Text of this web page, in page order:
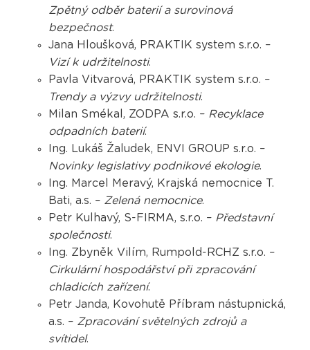
Zpětný odběr baterií a surovinová
bezpečnost.
Jana Hloušková, PRAKTIK system s.r.o. –
Vizí k udržitelnosti.
Pavla Vitvarová, PRAKTIK system s.r.o. –
Trendy a výzvy udržitelnosti.
Milan Smékal, ZODPA s.r.o. – Recyklace
odpadních baterií.
Ing. Lukáš Žaludek, ENVI GROUP s.r.o. –
Novinky legislativy podnikové ekologie.
Ing. Marcel Meravý, Krajská nemocnice T.
Bati, a.s. – Zelená nemocnice.
Petr Kulhavý, S-FIRMA, s.r.o. – Představní
společnosti.
Ing. Zbyněk Vilím, Rumpold-RCHZ s.r.o. –
Cirkulární hospodářství při zpracování
chladicích zařízení.
Petr Janda, Kovohutě Příbram nástupnická,
a.s. – Zpracování světelných zdrojů a
svítidel.